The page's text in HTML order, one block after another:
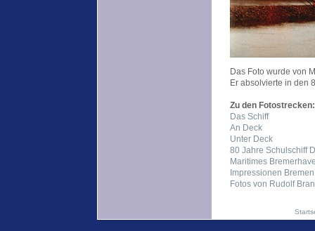
Das Foto wurde von
Er absolvierte in den
Zu den Fotostrecken:
Das Schiff
An Deck
Unter Deck
80 Jahre Schulschiff
Maritimes
Impressionen Bremen
Fotos von Rudolf